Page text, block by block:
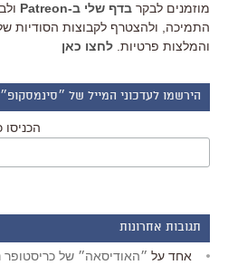
מוזמנים לבקר בדף שלי ב-Patreon
התמיכה, ולהצטרף לקבוצות הסודיות
והמלצות פרטיות. לחצו כאן
הירשמו לעדכוני המייל של ״סינמסקופ״
תגובות אחרונות
אחד על ״האודיסאה״ של כריסטופר